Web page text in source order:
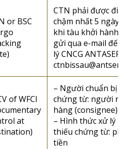
or BSC
CTN phải được điền
chậm nhất 5 ngày
khi tàu khởi hành
gửi qua e-mail đến
lý CNCG ANTASER :
of WFCI
at
– Người chuẩn bị
chứng từ: người
hàng (consignee)
– Hình thức xử lý
thiếu chứng từ:
tiền